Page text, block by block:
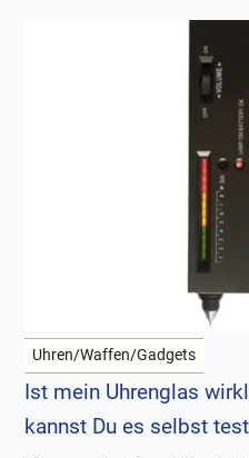
Uhren/Waffen/Gadgets
Ist mein Uhrenglas
kannst Du es selbst